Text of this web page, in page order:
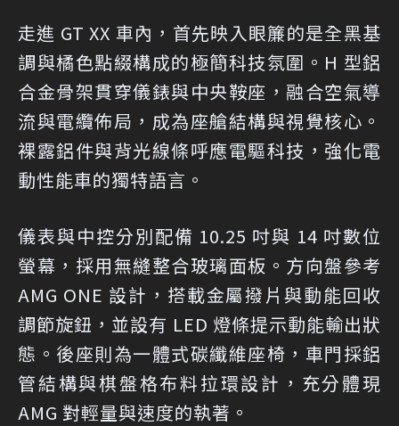
走進 GT XX 車內，首先映入眼簾的是全黑基
調與橘色點綴構成的極簡科技氛圍。H 型鋁
合金骨架貫穿儀錶與中央鞍座，融合空氣導
流與電纜佈局，成為座艙結構與視覺核心。
裸露鋁件與背光線條呼應電驅科技，強化電
動性能車的獨特語言。
儀表與中控分別配備 10.25 吋與 14 吋數位
螢幕，採用無縫整合玻璃面板。方向盤參考
AMG ONE 設計，搭載金屬撥片與動能回收
調節旋鈕，並設有 LED 燈條提示動能輸出狀
態。後座則為一體式碳纖維座椅，車門採鋁
管結構與棋盤格布料拉環設計，充分體現
AMG 對輕量與速度的執著。